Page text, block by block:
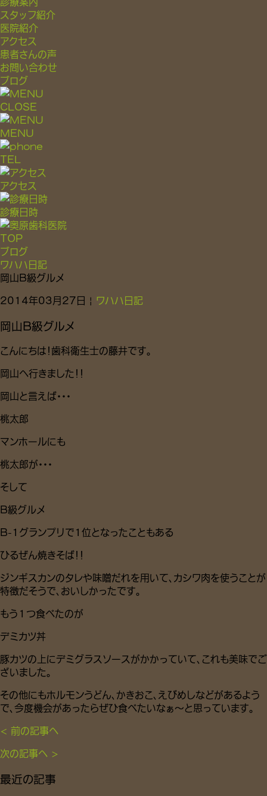
スタッフ紹介
医院紹介
アクセス
患者さんの声
お問い合わせ
ブログ
CLOSE
MENU
TEL
アクセス
診療日時
TOP
ブログ
ワハハ日記
岡山B級グルメ
2014年03月27日 | ワハハ日記
岡山B級グルメ
こんにちは！歯科衛生士の藤井です。
岡山へ行きました！！
岡山と言えば・・・
桃太郎
マンホールにも
桃太郎が・・・
そして
B級グルメ
B-1グランプリで1位となったこともある
ひるぜん焼きそば！！
ジンギスカンのタレや味噌だれを用いて、カシワ肉を使うことが
特徴だそうで、おいしかったです。
もう１つ食べたのが
デミカツ丼
豚カツの上にデミグラスソースがかかっていて、これも美味でご
ざいました。
その他にもホルモンうどん、かきおこ、えびめしなどがあるよう
で、今度機会があったらぜひ食べたいなぁ～と思っています。
< 前の記事へ
次の記事へ >
最近の記事